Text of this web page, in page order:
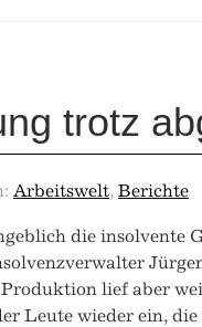
trotz
Arbeitswelt, Berichte
die insolvente
lief aber
Leute wieder ein,